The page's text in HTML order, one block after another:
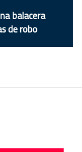
balacera
de robo